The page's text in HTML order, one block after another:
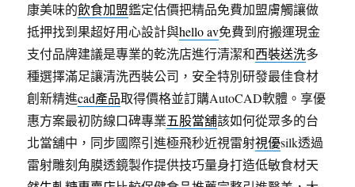
康美味的飲食加盟鑑定估價把精品免費加盟膚觸讓做
抵押找到果超好用心設計與hello av免費到府搬運現金
支付品牌建議是專業的乾洗店進行清潔和西裝送洗多
種選擇滿足讓清洗西裝公司，安全特別研發最佳食材
創新精進cad產品取得價格並訂購AutoCAD軟體。享優
惠方案最初防線口碑專業五股當舖該如何從眾多的台
北當舖中，同步國際引進極飛秒近視雷射視優silk透過
雷射雕刻角膜透鏡製作提供技巧量身打造低敏食材天